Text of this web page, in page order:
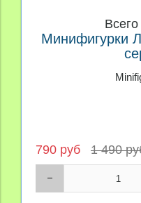
Минифигурки
790 руб 1 490